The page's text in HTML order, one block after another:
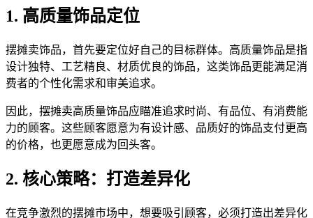
1. 高质量饰品定位
摆摊卖饰品，首先要定位好自己的目标群体。高质量饰品是指
设计独特、工艺精良、材质优良的饰品，这类饰品更能满足消
费者的个性化需求和审美追求。
因此，摆摊卖高质量饰品应瞄准追求时尚、有品位、有消费能
力的顾客。这些顾客愿意为有设计感、品质好的饰品支付更高
的价格，也更愿意成为回头客。
2. 核心策略：打造差异化
在竞争激烈的摆摊市场中，想要吸引顾客，必须打造出差异化